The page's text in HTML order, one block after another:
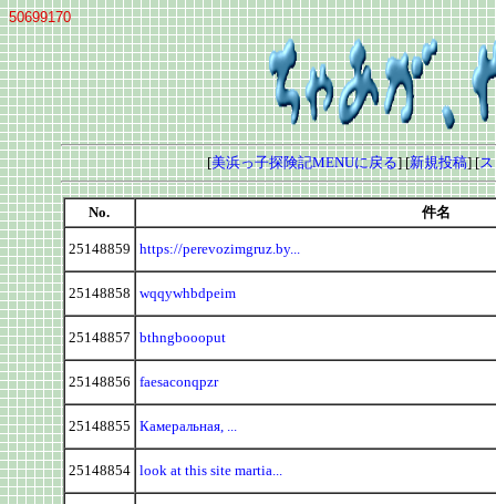
50699170
[美浜っ子探険記MENUに戻る] [新規投稿] [
No. 件名
25148859 https://perevozimgruz.by...
25148858 wqqywhbdpeim
25148857 bthngboooput
25148856 faesaconqpzr
25148855 Камеральная, ...
25148854 look at this site martia...